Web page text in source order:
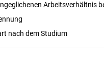
Arbeitsverhältnis
nach dem Studium